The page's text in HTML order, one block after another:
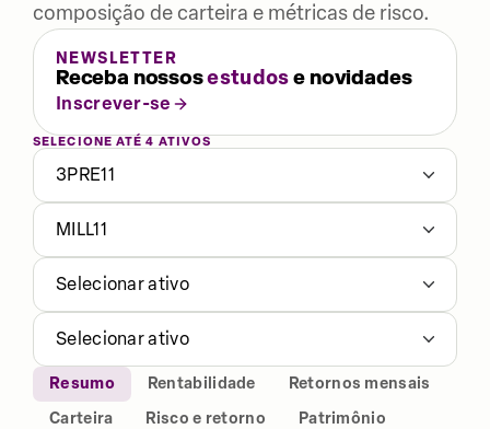
composição de carteira e métricas de risco.
NEWSLETTER
Receba nossosestudose novidades
Inscrever-se
SELECIONE ATÉ 4 ATIVOS
3PRE11
MILL11
Selecionar ativo
Selecionar ativo
Resumo Rentabilidade
Retornos mensais
Carteira
Risco e retorno
Patrimônio